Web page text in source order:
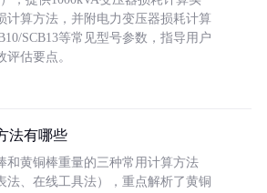
计算方法，并附电力变压器损耗计算
SCB13等常见型号参数，指导用户
估要点。
法有哪些
和黄铜棒重量的三种常用计算方法
法、在线工具法），重点解析了黄铜